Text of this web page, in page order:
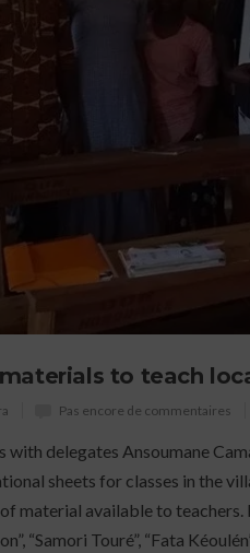
to teach
Pas encore de commentaires
with delegates Ansoumane
sheets for classes in the
material available to
“Samori Touré”, “Fata